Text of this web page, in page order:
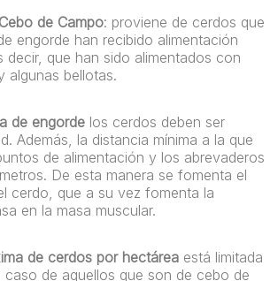
de Campo: proviene de cerdos que
engorde han recibido alimentación
decir, que han sido alimentados con
algunas bellotas.
de engorde los cerdos deben ser
Además, la distancia mínima a la que
de alimentación y los abrevaderos
De esta manera se fomenta el
cerdo, que a su vez fomenta la
en la masa muscular.
de cerdos por hectárea está limitada
caso de aquellos que son de cebo de